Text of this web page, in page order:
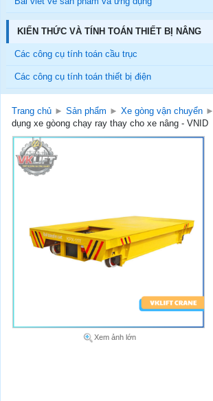
KIẾN THỨC VÀ TÍNH TOÁN THIẾT BỊ NÂNG
Các công cụ tính toán cầu trục
Các công cụ tính toán thiết bị điện
Trang chủ ► Sản phẩm ► Xe gòng vận chuyển ►
dụng xe gòong chạy ray thay cho xe nâng - VNID
Xem ảnh lớn